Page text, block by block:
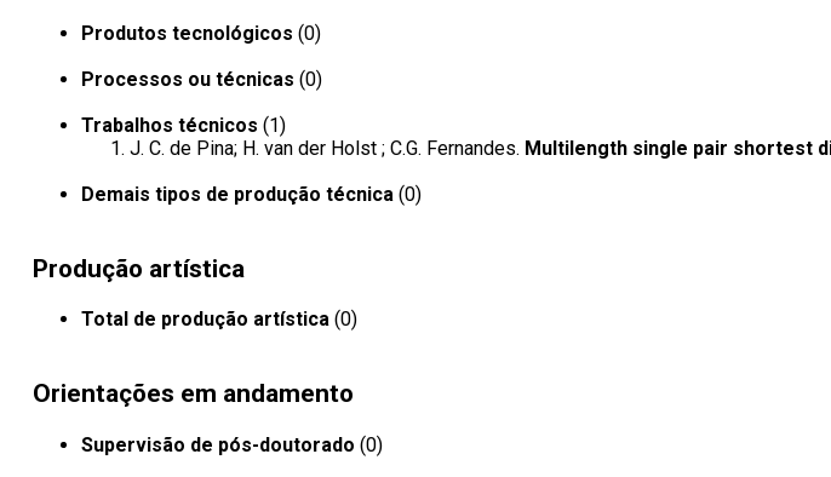
Produtos tecnológicos (0)
Processos ou técnicas (0)
Trabalhos técnicos (1)
J. C. de Pina; H. van der Holst ; C.G. Fernandes. Multilength single pair shortest
Demais tipos de produção técnica(0)
Produção artística
Total de produção artística(0)
Orientações em andamento
Supervisão de pós-doutorado (0)